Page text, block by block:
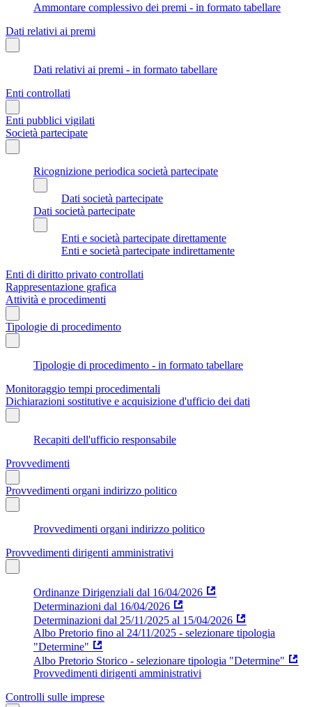
Ammontare complessivo dei premi - in formato tabellare
Dati relativi ai premi
Dati relativi ai premi - in formato tabellare
Enti controllati
Enti pubblici vigilati
Società partecipate
Ricognizione periodica società partecipate
Dati società partecipate
Dati società partecipate
Enti e società partecipate direttamente
Enti e società partecipate indirettamente
Enti di diritto privato controllati
Rappresentazione grafica
Attività e procedimenti
Tipologie di procedimento
Tipologie di procedimento - in formato tabellare
Monitoraggio tempi procedimentali
Dichiarazioni sostitutive e acquisizione d'ufficio dei dati
Recapiti dell'ufficio responsabile
Provvedimenti
Provvedimenti organi indirizzo politico
Provvedimenti organi indirizzo politico
Provvedimenti dirigenti amministrativi
Ordinanze Dirigenziali dal 16/04/2026
Determinazioni dal 16/04/2026
Determinazioni dal 25/11/2025 al 15/04/2026
Albo Pretorio fino al 24/11/2025 - selezionare tipologia
"Determine"
Albo Pretorio Storico - selezionare tipologia "Determine"
Provvedimenti dirigenti amministrativi
Controlli sulle imprese